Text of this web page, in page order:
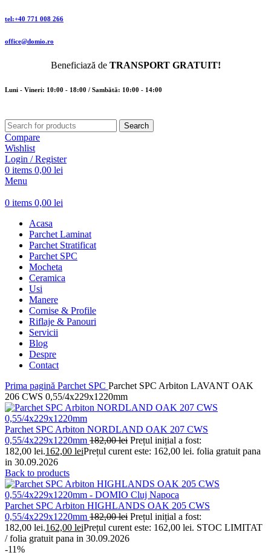
tel:+40 771 008 266
office@domio.ro
Beneficiază de TRANSPORT GRATUIT!
Luni - Vineri: 10:00 - 18:00 / Sambătă: 10:00 - 14:00
Search
Compare
Wishlist
Login / Register
0 items 0,00 lei
Menu
0 items 0,00 lei
Acasa
Parchet Laminat
Parchet Stratificat
Parchet SPC
Mocheta
Ceramica
Usi
Manere
Cornise & Profile
Riflaje & Panouri
Servicii
Blog
Despre
Contact
Prima pagină Parchet SPC Parchet SPC Arbiton LAVANT OAK
206 CWS 0,55/4x229x1220mm
Parchet SPC Arbiton NORDLAND OAK 207 CWS
0,55/4x229x1220mm 182,00lei Prețul inițial a fost:
182,00 lei.162,00 leiPrețul curent este: 162,00 lei. folia gratuit pana
in 30.09.2026
Back to products
Parchet SPC Arbiton HIGHLANDS OAK 205 CWS
0,55/4x229x1220mm 182,00lei Prețul inițial a fost:
182,00 lei.162,00 leiPrețul curent este: 162,00 lei. STOC LIMITAT
/ folia gratuit pana in 30.09.2026
-11%